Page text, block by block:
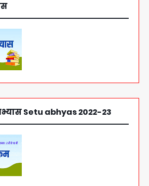
Setu abhyas 2022-23